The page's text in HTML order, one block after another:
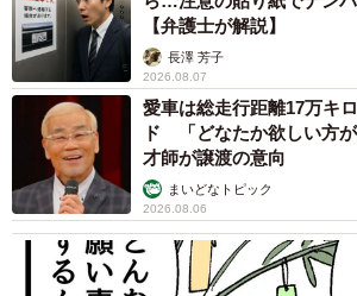
コガネムシを見つめる猫
神々しい構図が「宗教画
い」「ていうかライオンキ
梨木 香奈
2026.08.06
髪をバッサリと切った飼
犬たちの反応に「ワンコ
（笑）」「困り顔がかわい
ANNA
2026.08.06
「誰かみたいにならなき